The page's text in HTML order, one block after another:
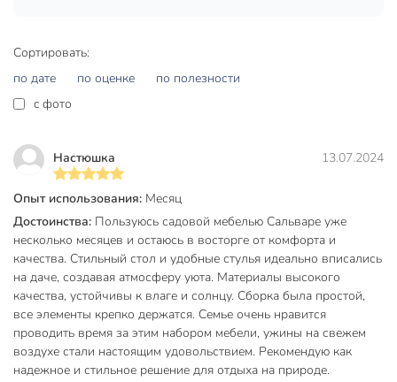
длительном использовании.
Прочные материалы, из которых изготовлен
различные погодные условия.
Предметы комплекта легкие и компактные, что
делает их использование максимально удобным.
Комплект садовой мебели создаёт единый стиль
вашего сада или террасы. Все предметы мебели
гармонично сочетаются друг с другом, что придаёт
вашему пространству законченный вид.
Садовая мебель - это не просто предметы интерьера, а
настоящий уголок комфорта и уюта, который позволяет
наслаждаться теплыми летними вечерами в кругу близких
людей.
Сортировать:
по дате
по оценке
по полезности
c фото
Настюшка 13.07.2024
Опыт использования: Месяц
Достоинства: Пользуюсь садовой мебелью Сальваре уже
несколько месяцев и остаюсь в восторге от комфорта и
качества. Стильный стол и удобные стулья идеально вписались
на даче, создавая атмосферу уюта. Материалы высокого
качества, устойчивы к влаге и солнцу. Сборка была простой,
все элементы крепко держатся. Семье очень нравится
проводить время за этим набором мебели, ужины на свежем
воздухе стали настоящим удовольствием. Рекомендую как
надежное и стильное решение для отдыха на природе.